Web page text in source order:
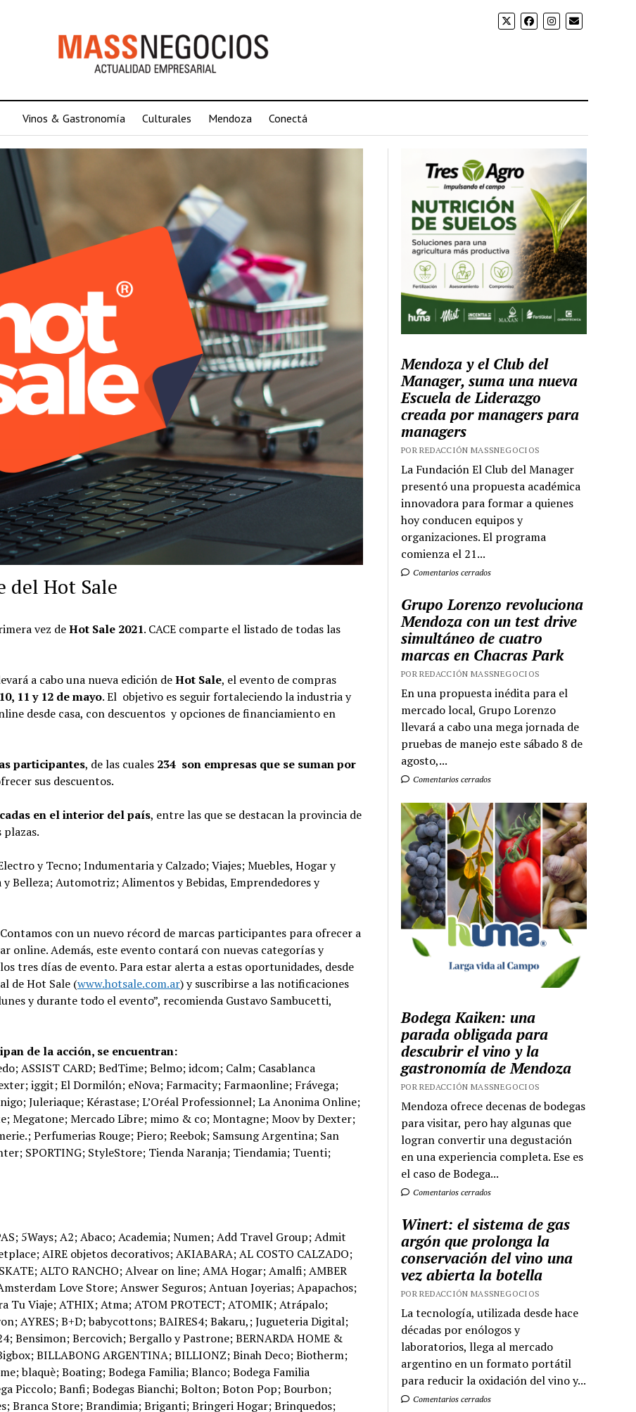
Vinos & Gastronomía Culturales Mendoza Conectá
del Hot Sale
vez deHot Sale 2021. CACE comparte el listado de todas las
a cabo una nueva edición deHot Sale, el evento de compras
10, 11 y 12 de mayo. El objetivo es seguir fortaleciendo la industria y
desde casa, con descuentos y opciones de financiamiento en
participantes, de las cuales 234 son empresas que se suman por
sus descuentos.
en el interior del país, entre las que se destacan la provincia de
y Tecno; Indumentaria y Calzado; Viajes; Muebles, Hogar y
Belleza; Automotriz; Alimentos y Bebidas, Emprendedores y
con un nuevo récord de marcas participantes para ofrecer a
online. Además, este evento contará con nuevas categorías y
tres días de evento. Para estar alerta a estas oportunidades, desde
de Hot Sale (www.hotsale.com.ar) y suscribirse a las notificaciones
y durante todo el evento”, recomienda Gustavo Sambucetti,
de la acción, se encuentran:
ASSIST CARD; BedTime; Belmo; idcom; Calm; Casablanca
iggit; El Dormilón; eNova; Farmacity; Farmaonline; Frávega;
Juleriaque; Kérastase; L’Oréal Professionnel; La Anonima Online;
Megatone; Mercado Libre; mimo & co; Montagne; Moov by Dexter;
Perfumerias Rouge; Piero; Reebok; Samsung Argentina; San
SPORTING; StyleStore; Tienda Naranja; Tiendamia; Tuenti;
Garçon García; Garmin; Garnier; Gato Dumas Online; Geek Spot; GENOVA; GeoSpray Componentes Pulverización y Agricultura de Precisión; GEPETTO; ROPA PARA CHICOS; Get The Look; Giesso; Giorgio Armani; GIRO DIDACTICO; GLOSS; Gofriz; Gola; Gora Gora; GoSmart; Gourmand Food Hall; GPSMUNDO; Gran Sasso; Green Shop; Grido; Grimoldi; Grinnibe; GRISINO; GROWLER STORE; Grupo dietrich, Grupo Marquez; GRUPO RANDAZZO; GRUPO SARTI; Gusanito Kids; GUSPAMAR SA.; H.R.O Joyas; Harvey & Willy’s; HAY Marketing – Agencia de Marketing y Comercio Electrónico; Herencia Custom Garage; Herramientas Equus; Herramientas Pergamino; Heyas; HIDROLIT; Hiper Audio y Tv; Hiper Libertad; Home Collection S.A; HOME DECO; Home Kong; HOMEBRAND; HonkyTonk – The Brand of Rock; HOP; HTVS; Hub Travel; Humahuá; HURRA; Hush Puppies; ICBC Mall; Idea Hogar; Ideas Obelisco Bazar Boutique; ideasenfoto.com; Ideko; Iglufive; IN STORE; INADEMY Cursos OnLine; Incubando – Cursos; Indahaus; Indiastyle; INFINIT EYEWEAR; Ingrataweb; INSTITUTO CULTURAL ARGENTINO NORTEAMERICANO; INSTITUTO DE FORMACION PROFESIONAL NOA; Instituto Neone; InSum Store; INTEX; Isadora; Jaguarshoes; Jane Jones; JazmeenDeco; JDH; Jean Pierre – Ropa de Hombre; Jessica Kessel; Jmi Tienda de Muebles; John L. Cook; Joyas Gabena; JUGUETERIA PIZZICO; Jugueterías Cachavacha; Jugueterías Carrousel; Jumbo; Just For Sport; Kaira; Kale; Kappa; Karcher; Kavak; kaza; Kazuma; Keracasa; Keter; Kevingston; Key Biscayne; Kinderland Juguetes; Kioshi Footwear; KLORANE; Kobe; Beef Argentina; Kolors Odinroxs; Konjac Original & Coony; KOSIUKO; Kout; KOVIETA; kowloon; KRALICE; KSANA WINES / DURIGUTTI FAMILY WINEMAKERS; Kutral; L’Interdit; LA ALMOHADERIA; La Argentina; La Casa del Fitness; La Dolfina; La Franco; LA GACETA; La Leopolda; La Martina; La Médica Hogar/Informática/Telefonía; La Mejor Bodega; Online; LA NACION; La Santé; La Tienda Ferretera; LANCÔME; Landmark; Las Margaritas; LATAM Airlines; Latindomo; Laundry Jeans; LE UTTHE; Lecturita; LEDER HOME & DECO; LEGACY; Leloir Beauty Store; Lenovo; Lentesplus.com; Levian; Levis; Lezamapc; LG Electronics; Librenta; Libreria Contexto; Libus; Ligero; Lilis; Lilo White Shop; LimpiOnline; LITTLE AKIABARA; Lms Premium Store; LNG Olivieri – Concesionario Oficial Volkswagen; Locademia. Tiendas oficiales Racing Club; Logitech; Longvie S.A; Loreal Paris; Loveafrica Bikinis; LS2; LUCIANO MARRA; Luigi Bosca; Luli Cassio Muebles; Lure; LÜSQTOFF; Luz de Mar; Macchiato Capsulas; Macowens; Macro Premia; MADU; Mae Intimates; Mafer; Magher; Magna Store; MAISON PALOU; Maleducadas Shoes Store; Mall Don Bosco Home; MANIA-ELECTRONIC; Mantra Beauty; MAPFRE Seguros; Marcantonio Deportes; Marcas; Mariages Home; Marriott Bonvoy; Martínez Escalada; Mas Farmacias; MÁS QUE SILLAS; MÁS VISIÓN; Maschwitz Mall; Master Health; Materia; Maybelline; MC OPTICA; Me Extraña Araña; Media Naranja Market; Mega Sports, Melissa; Melto Colchones; Mercadian; Mercado Pago; MERLINO; Mexx computacion; MI CAMPO; MI FARMA; Mibú Make up; Michael Thonet; Midea Argentina; Mies Cosmeticos Gourmet; MIHRAN ALFOMBRA; Miller Joyeros; Mir Fitness – Accesorios Deportivos; MISPARRILLAS; MISHKA; Mistral; MOBILARG; ModaShop Patio Alvear; ModoMarket.com; Moebius Viajes; Moova; Morph; Motocity; Motologik; Mr Otto; Mucho Ámbar; Multipoint; Mundigea; Murillo; MY NAME IS MECHA; NAIF; Naíma; Naranja; Natalia Antolin; Natura Cosméticos; NATURAL DELI MARKET; Necxus Negocios Informaticos SA; Nescafé Dolce Gusto; Nestlé; Nestlé Nutrition; netclean; NEUMATICOS PONS; NEUMATICOS ROCCA; New Corp Medicina Estética; NEWSPORT; Nexon; NICKHARD; Nilda Barman; Nivea; NIXON ARGENTINA; Noblex; Norauto Argentina; Novatech Store; NOVOGAR; NUMERANDO; Nutrilon4; Nutrisuple; O’NEILL; Oakley; Objetos, OC SPORT; OCA; Offer; Oliovita; Olivia D; ON SPORTS; ONA SAEZ; OneClick; Open Sports; Openfarma; Oportunidades Vip; Oportutek S.A.; Óptica LOF; Opticas de Autos; Orbital, Origen; Cosmética Natural; Orígenes Seguros; Oscar Barbieri S.A.; OSX; OUTLET RODIA; OUTMALL; Owoko; Oxford Polo Club; Paco Garcia; Paddle Watch; Paezhnos; palkin; Paloma Clothes; PAMPA SHOP; Pandora; PARA TU CASA; Paradiñeiro Farmacias; Pardo; Parka Supply co.; Paruolo; Paseo Libertad Online; PASIONFAN; PASTALINDA; PATAGONIA CALIENTE VAJILLA; Pato Pampa, PedidosYa; Pelikan Argentina S.A.; Pelomania; PERFETTA; Perfumerías Ruiz y Roca; Perozzi e Hijo; PERRAMUS; Personal; Fibertel Cablevision; Petrios Colchones y Sommiers; Phi Phi Toys; Philco; Philips TV &; Sound; Pigmento; Pinturerías Ámbito; Pinturerías Miguel; Pinturerías Rosmar; Piñata; Pioppa; Pipbuk!; Pisano Pinturerías; Planetabb; PMTex; POLPOR; Portsaid; PreciosBajos.com; Prestigio; Previsora del Parana; Pritty Limón; Pro Audio Sur – Tienda de Audio Profesional; PRO Fitness Capacitaciones y Entrenamiento; PRO HOCKEY SHOP; PROTOTYPE; PRÜNE; PUNTO DIGITAL; Punto Hogar; PUNTO1; Puppis; Pura; Pura; Intimates; Quamo; Queen Juana; Quiksilver; RACING; Radio Sapienza; Raffe Perfumerías; RAIZ NEGRA; Ralph Lauren; Rama Somos; Rapsodia; Rayo Alto; RC Deportes; RECUPIE®; Red Sport; REEF; Regina Cosmetics; Rentacar.com.ar; REUSCH; Rever Pass; REVLON; Rex; RGC Store; Riadigos; Riiing Teconologia movil; Ringo; Rochas; ROCKABRUJA.COM; Rodar Electric; Roller Market; Roma by Rochi; Rosen; Rossetti Deportes; Roxy; Rubinzal Culzoni Editores; SABEMOS DE ALMOHADAS; SABEMOS DE COLCHONES; SABEMOS DE ELECTRO; Sagitario; SALITRADA SWIMWEAR; Salming; Salud Global Farmacias & Perfumerias; Sampietro; Samsonite; Sancor Bebé 3; Sandra Selma Farmacias; SANTA; ANA FARMA; SANTACLARA; San
Mendoza y el Club del
Manager, suma una nueva
Escuela de Liderazgo
creada por managers para
managers
POR REDACCIÓN MASSNEGOCIOS
La Fundación El Club del Manager
presentó una propuesta académica
innovadora para formar a quienes
hoy conducen equipos y
organizaciones. El programa
comienza el 21...
Comentarios cerrados
Grupo Lorenzo revoluciona
Mendoza con un test drive
simultáneo de cuatro
marcas en Chacras Park
POR REDACCIÓN MASSNEGOCIOS
En una propuesta inédita para el
mercado local, Grupo Lorenzo
llevará a cabo una mega jornada de
pruebas de manejo este sábado 8 de
agosto,...
Comentarios cerrados
Bodega Kaiken: una
parada obligada para
descubrir el vino y la
gastronomía de Mendoza
POR REDACCIÓN MASSNEGOCIOS
Mendoza ofrece decenas de bodegas
para visitar, pero hay algunas que
logran convertir una degustación
en una experiencia completa. Ese es
el caso de Bodega...
Comentarios cerrados
Winert: el sistema de gas
argón que prolonga la
conservación del vino una
vez abierta la botella
POR REDACCIÓN MASSNEGOCIOS
La tecnología, utilizada desde hace
décadas por enólogos y
laboratorios, llega al mercado
argentino en un formato portátil
para reducir la oxidación del vino y...
Comentarios cerrados